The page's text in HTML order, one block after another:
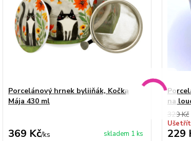
Porcelánový hrnek byliiňák, Kočka
Mája 430 ml
369 Kč/ks skladem 1 ks
na
329 Kč
229